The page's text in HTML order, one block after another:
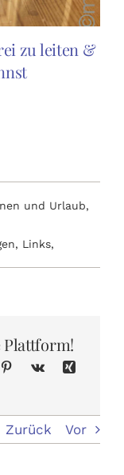
zu leiten &
und Urlaub,
, Links,
Plattform!
Zurück Vor